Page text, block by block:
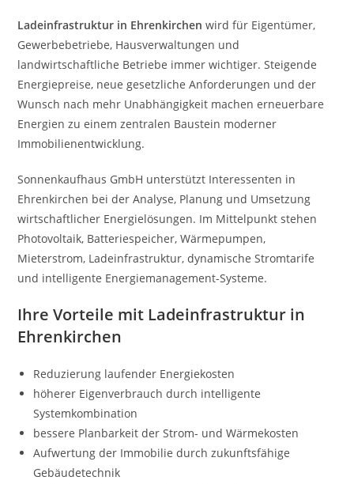
Ladeinfrastruktur in Ehrenkirchen wird für Eigentümer,
Gewerbebetriebe, Hausverwaltungen und
landwirtschaftliche Betriebe immer wichtiger. Steigende
Energiepreise, neue gesetzliche Anforderungen und der
Wunsch nach mehr Unabhängigkeit machen erneuerbare
Energien zu einem zentralen Baustein moderner
Immobilienentwicklung.
Sonnenkaufhaus GmbH unterstützt Interessenten in
Ehrenkirchen bei der Analyse, Planung und Umsetzung
wirtschaftlicher Energielösungen. Im Mittelpunkt stehen
Photovoltaik, Batteriespeicher, Wärmepumpen,
Mieterstrom, Ladeinfrastruktur, dynamische Stromtarife
und intelligente Energiemanagement-Systeme.
Ihre Vorteile mit Ladeinfrastruktur in
Ehrenkirchen
Reduzierung laufender Energiekosten
höherer Eigenverbrauch durch intelligente
Systemkombination
bessere Planbarkeit der Strom- und Wärmekosten
Aufwertung der Immobilie durch zukunftsfähige
Gebäudetechnik